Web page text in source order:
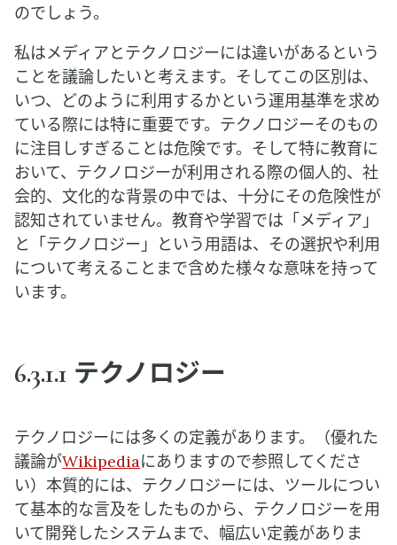
のでしょう。
私はメディアとテクノロジーには違いがあるという
ことを議論したいと考えます。そしてこの区別は、
いつ、どのように利用するかという運用基準を求め
ている際には特に重要です。テクノロジーそのもの
に注目しすぎることは危険です。そして特に教育に
おいて、テクノロジーが利用される際の個人的、社
会的、文化的な背景の中では、十分にその危険性が
認知されていません。教育や学習では「メディア」
と「テクノロジー」という用語は、その選択や利用
について考えることまで含めた様々な意味を持って
います。
6.3.1.1 テクノロジー
テクノロジーには多くの定義があります。（優れた
議論がWikipediaにありますので参照してくださ
い）本質的には、テクノロジーには、ツールについ
て基本的な言及をしたものから、テクノロジーを用
いて開発したシステムまで、幅広い定義がありま